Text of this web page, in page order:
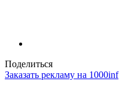
Поделиться
Заказать рекламу на 1000inf